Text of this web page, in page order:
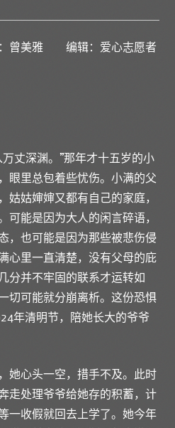
曾美雅 编辑：爱心志愿者
丈深渊。”那年才十五岁的小
眼里总包着些忧伤。小满的父
姑姑婶婶又都有自己的家庭，
可能是因为大人的闲言碎语，
，也可能是因为那些被悲伤侵
心里一直清楚，没有父母的庇
分并不牢固的联系才运转如
切可能就分崩离析。这份恐惧
年清明节，陪她长大的爷爷
她心头一空，措手不及。此时
走处理爷爷给她存的积蓄，计
一收假就回去上学了。她今年